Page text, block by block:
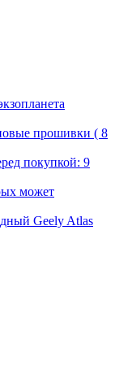
прошивки ( 8
покупкой: 9
может
Geely Atlas